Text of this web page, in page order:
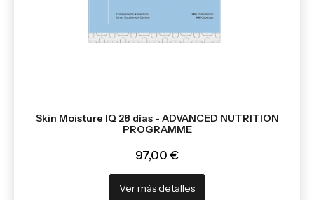
Skin Moisture IQ 28 días - ADVANCED NUTRITION
PROGRAMME
97,00 €
Ver más detalles